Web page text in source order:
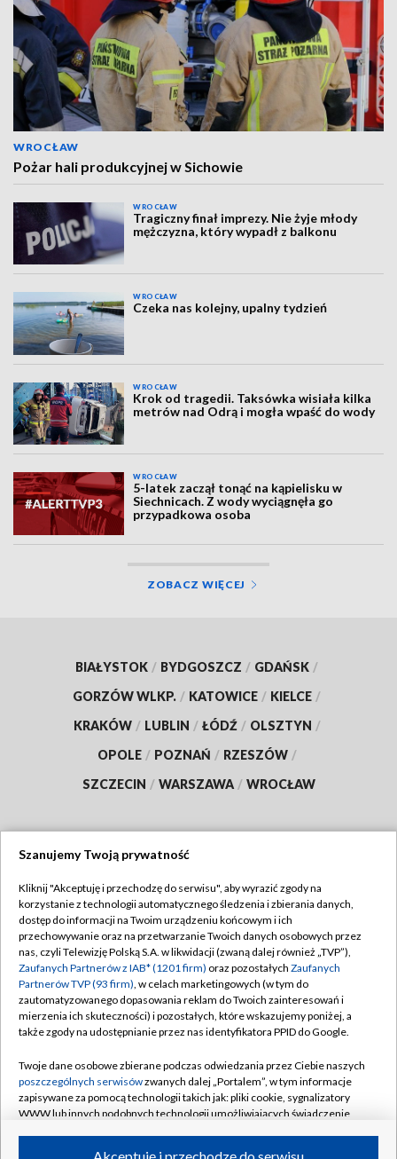
WROCŁAW
Pożar hali produkcyjnej w Sichowie
WROCŁAW
Tragiczny finał imprezy. Nie żyje młody
mężczyzna, który wypadł z balkonu
WROCŁAW
Czeka nas kolejny, upalny tydzień
WROCŁAW
Krok od tragedii. Taksówka wisiała kilka
metrów nad Odrą i mogła wpaść do wody
WROCŁAW
5-latek zaczął tonąć na kąpielisku w
Siechnicach. Z wody wyciągnęła go
przypadkowa osoba
ZOBACZ WIĘCEJ
BIAŁYSTOK / BYDGOSZCZ / GDAŃSK /
GORZÓW WLKP. / KATOWICE / KIELCE /
KRAKÓW / LUBLIN / ŁÓDŹ / OLSZTYN /
OPOLE / POZNAŃ / RZESZÓW /
SZCZECIN / WARSZAWA / WROCŁAW
TVP
Abonament TVP
Emisja w TVP
Centrum informacji TVP
Naziemna Telewizja Cyfrowa
Rada Programowa
System NOS
Informacje o nadawcy
Regulamin TVP
Polityka prywatności
Moje zgody
Pomoc
Kontakt
Kanały
Szanujemy Twoją prywatność
Kliknij "Akceptuję i przechodzę do serwisu", aby wyrazić zgody na
korzystanie z technologii automatycznego śledzenia i zbierania danych,
dostęp do informacji na Twoim urządzeniu końcowym i ich
przechowywanie oraz na przetwarzanie Twoich danych osobowych przez
nas, czyli Telewizję Polską S.A. w likwidacji (zwaną dalej również „TVP”),
Zaufanych Partnerów z IAB* (1201 firm) oraz pozostałych Zaufanych
Partnerów TVP (93 firm), w celach marketingowych (w tym do
zautomatyzowanego dopasowania reklam do Twoich zainteresowań i
mierzenia ich skuteczności) i pozostałych, które wskazujemy poniżej, a
także zgody na udostępnianie przez nas identyfikatora PPID do Google.
Twoje dane osobowe zbierane podczas odwiedzania przez Ciebie naszych
poszczególnych serwisówzwanych dalej „Portalem”, w tym informacje
zapisywane za pomocą technologii takich jak: pliki cookie, sygnalizatory
WWW lub innych podobnych technologii umożliwiających świadczenie